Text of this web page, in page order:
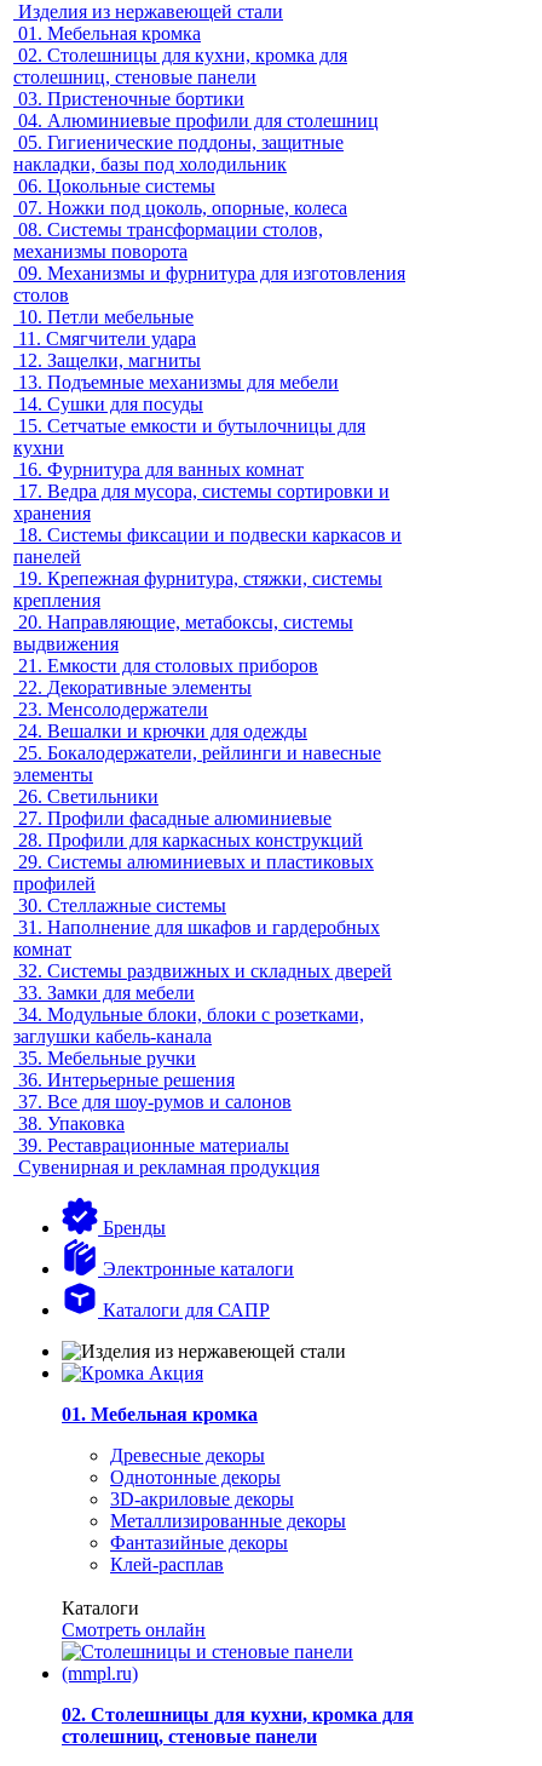
Изделия из нержавеющей стали
01. Мебельная кромка
02. Столешницы для кухни, кромка для
столешниц, стеновые панели
03. Пристеночные бортики
04. Алюминиевые профили для столешниц
05. Гигиенические поддоны, защитные
накладки, базы под холодильник
06. Цокольные системы
07. Ножки под цоколь, опорные, колеса
08. Системы трансформации столов,
механизмы поворота
09. Механизмы и фурнитура для изготовления
столов
10. Петли мебельные
11. Смягчители удара
12. Защелки, магниты
13. Подъемные механизмы для мебели
14. Сушки для посуды
15. Сетчатые емкости и бутылочницы для
кухни
16. Фурнитура для ванных комнат
17. Ведра для мусора, системы сортировки и
хранения
18. Системы фиксации и подвески каркасов и
панелей
19. Крепежная фурнитура, стяжки, системы
крепления
20. Направляющие, метабоксы, системы
выдвижения
21. Емкости для столовых приборов
22. Декоративные элементы
23. Менсолодержатели
24. Вешалки и крючки для одежды
25. Бокалодержатели, рейлинги и навесные
элементы
26. Светильники
27. Профили фасадные алюминиевые
28. Профили для каркасных конструкций
29. Системы алюминиевых и пластиковых
профилей
30. Стеллажные системы
31. Наполнение для шкафов и гардеробных
комнат
32. Системы раздвижных и складных дверей
33. Замки для мебели
34. Модульные блоки, блоки с розетками,
заглушки кабель-канала
35. Мебельные ручки
36. Интерьерные решения
37. Все для шоу-румов и салонов
38. Упаковка
39. Реставрационные материалы
Сувенирная и рекламная продукция
Бренды
Электронные каталоги
Каталоги для САПР
01. Мебельная кромка
Древесные декоры
Однотонные декоры
3D-акриловые декоры
Металлизированные декоры
Фантазийные декоры
Клей-расплав
Каталоги
Смотреть онлайн
02. Столешницы для кухни, кромка для
столешниц, стеновые панели